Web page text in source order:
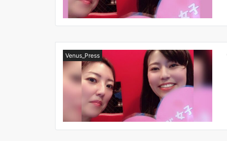
Venus_Press